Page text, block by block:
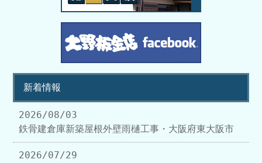
新着情報
2026/08/03
鉄骨建倉庫新築屋根外壁雨樋工事・大阪府東大阪市
2026/07/29